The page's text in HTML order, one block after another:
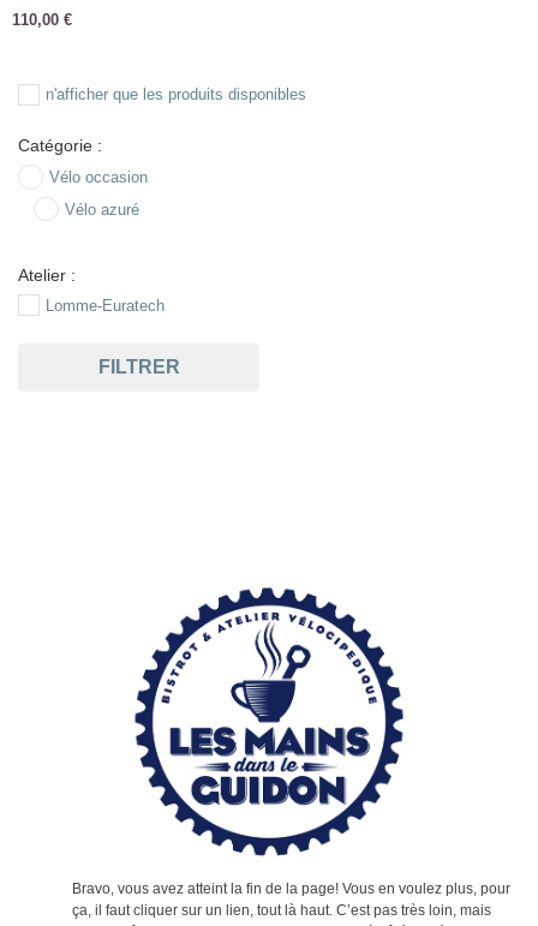
110,00 €
n'afficher que les produits disponibles
Catégorie :
Vélo occasion
Vélo azuré
Atelier :
Lomme-Euratech
FILTRER
Bravo, vous avez atteint la fin de la page! Vous en voulez plus, pour
ça, il faut cliquer sur un lien, tout là haut. C’est pas très loin, mais